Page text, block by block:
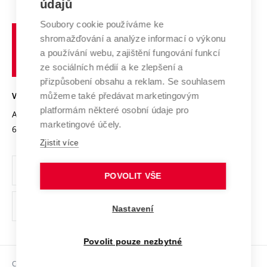
Systém zajišťování kvality výzkumu
Výzkumné infrastruktury
Transfer znalostí
Open Science
Projekty
Projekty ze strukturálních fondů
Specifický výzkum
Zahraniční spolupráce
Spolupráce se školami
Služby univerzity
Mezinárodní dohody
Univerzitní sítě
Profil univerzity
Udržitelná univerzita
Podnikavá univerzita / ContriBUTe
Bezpečná univerzita
Vyznamenání
Organizační struktura
Ochrana osobních údajů
odkaz)
Sociální bezpečí
učení
technické
VYSOKÉ UČENÍ TECHNICKÉ V BRNĚ
Antonínská 548/1
602 00 Brno
www.vut.cz
vut@vutbr.cz
Copyright © 2026 VUT
údajů
Soubory cookie používáme ke
shromažďování a analýze informací o výkonu
a používání webu, zajištění fungování funkcí
ze sociálních médií a ke zlepšení a
přizpůsobení obsahu a reklam. Se souhlasem
můžeme také předávat marketingovým
platformám některé osobní údaje pro
marketingové účely.
Zjistit více
POVOLIT VŠE
Nastavení
Povolit pouze nezbytné